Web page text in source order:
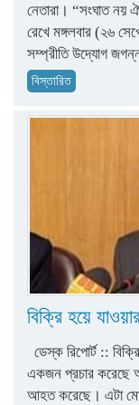
নেতারা। “সংঘাত নয়
রেখে মঙ্গলবার (২৬
সম্প্রীতি উদ্যোগ
বিস্তারিত
বিক্রি হয়ে
ডেস্ক রিপোর্ট ::
একজন প্রচার করেছে
আহত করেছে। এটা